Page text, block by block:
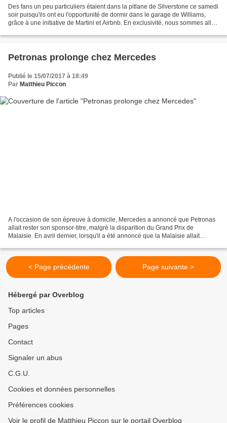
Des fans un peu particuliers étaient dans la pitlane de Silverstone ce samedi
soir puisqu'ils ont eu l'opportunité de dormir dans le garage de Williams,
grâce à une initiative de Martini et Airbnb. En exclusivité, nous sommes allés
Petronas prolonge chez Mercedes
Publié le 15/07/2017 à 18:49
Par Matthieu Piccon
A l'occasion de son épreuve à domicile, Mercedes a annoncé que Petronas
allait rester son sponsor-titre, malgré la disparition du Grand Prix de
Malaisie. En avril dernier, lorsqu'il a été annoncé que la Malaisie allait
< Page précédente Page suivante >
Hébergé par Overblog
Top articles
Pages
Contact
Signaler un abus
C.G.U.
Cookies et données personnelles
Préférences cookies
Voir le profil de Matthieu Piccon sur le portail Overblog